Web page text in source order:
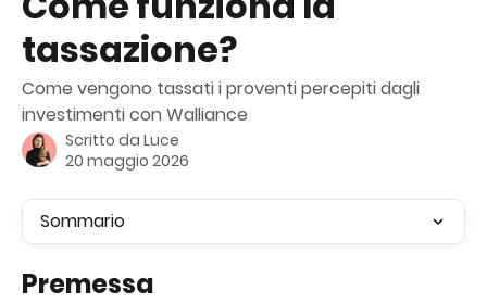
tassazione?
Come vengono tassati i proventi percepiti dagli
investimenti con Walliance
Scritto da Luce
20 maggio 2026
Sommario
Premessa